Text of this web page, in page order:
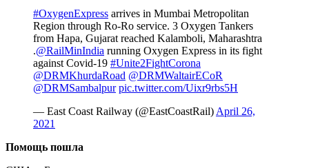
#OxygenExpress arrives in Mumbai Metropolitan
Region through Ro-Ro service. 3 Oxygen Tankers
from Hapa, Gujarat reached Kalamboli, Maharashtra
.@RailMinIndia running Oxygen Express in its fight
against Covid-19 #Unite2FightCorona
@DRMKhurdaRoad @DRMWaltairECoR
@DRMSambalpur pic.twitter.com/Uixr9rbs5H
— East Coast Railway (@EastCoastRail) April 26,
2021
Помощь пошла